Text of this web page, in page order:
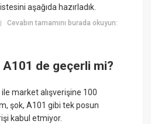
aşağıda hazırladık.
Cevabın tamamını burada okuyun:
de geçerli mi?
market alışverişine 100
şok, A101 gibi tek posun
kabul etmiyor.